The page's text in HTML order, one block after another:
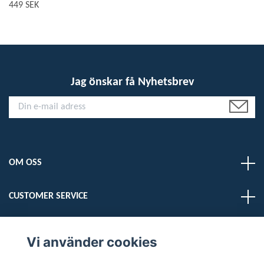
449 SEK
Jag önskar få Nyhetsbrev
OM OSS
CUSTOMER SERVICE
Vi använder cookies